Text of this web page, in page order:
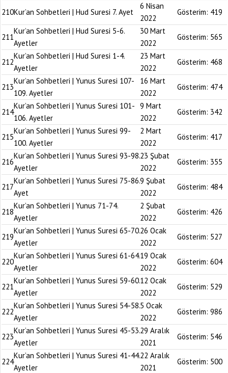
210Kur’an Sohbetleri | Hud Suresi 7. Ayet
6 Nisan
2022
Gösterim: 419
211
Kur’an Sohbetleri | Hud Suresi 5-6.
Ayetler
30 Mart
2022
Gösterim: 565
212
Kur’an Sohbetleri | Hud Suresi 1-4.
Ayetler
23 Mart
2022
Gösterim: 468
213
Kur’an Sohbetleri | Yunus Suresi 107-
109. Ayetler
16 Mart
2022
Gösterim: 474
214
Kur’an Sohbetleri | Yunus Suresi 101-
106. Ayetler
9 Mart
2022
Gösterim: 342
215
Kur’an Sohbetleri | Yunus Suresi 99-
100. Ayetler
2 Mart
2022
Gösterim: 417
216
Kur’an Sohbetleri | Yunus Suresi 93-98.
Ayetler
23 Şubat
2022
Gösterim: 355
217
Kur’an Sohbetleri | Yunus Suresi 75-86.
Ayet
9 Şubat
2022
Gösterim: 484
218
Kur’an Sohbetleri | Yunus 71-74.
Ayetler
2 Şubat
2022
Gösterim: 426
219
Kur’an Sohbetleri | Yunus Suresi 65-70.
Ayetler
26 Ocak
2022
Gösterim: 527
220
Kur’an Sohbetleri | Yunus Suresi 61-64.
Ayetler
19 Ocak
2022
Gösterim: 604
221
Kur’an Sohbetleri | Yunus Suresi 59-60.
Ayetler
12 Ocak
2022
Gösterim: 529
222
Kur’an Sohbetleri | Yunus Suresi 54-58.
Ayetler
5 Ocak
2022
Gösterim: 986
223
Kur’an Sohbetleri | Yunus Suresi 45-53.
Ayetler
29 Aralık
2021
Gösterim: 546
224
Kur’an Sohbetleri | Yunus Suresi 41-44.
Ayetler
22 Aralık
2021
Gösterim: 500